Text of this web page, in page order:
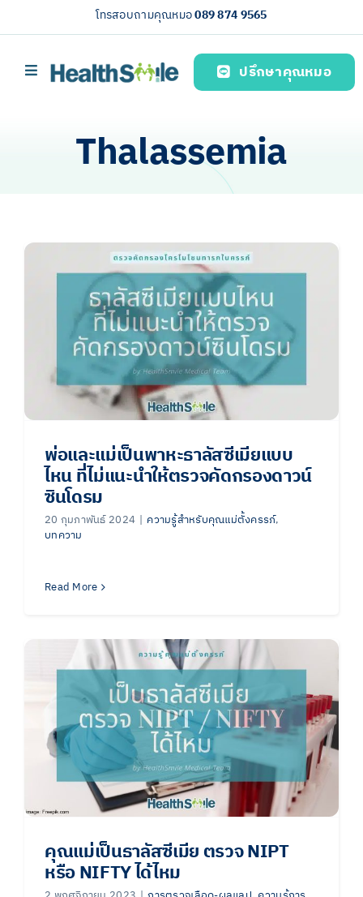
to
โทรสอบถามคุณหมอ089 874 9565
Toggle
บริการของเรา (Our services)
ไทย
ปรึกษาคุณหมอ
Thalassemia
พ่อและแม่เป็นพาหะธาลัสซีเมียแบบ
ไหน ที่ไม่แนะนำให้ตรวจคัดกรองดาวน์
ซินโดรม
20 กุมภาพันธ์ 2024 | ความรู้สำหรับคุณแม่ตั้งครรภ์,
บทความ
Read More
คุณแม่เป็นธาลัสซีเมีย ตรวจ NIPT
หรือ NIFTY ได้ไหม